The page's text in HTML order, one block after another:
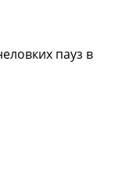
пауз в